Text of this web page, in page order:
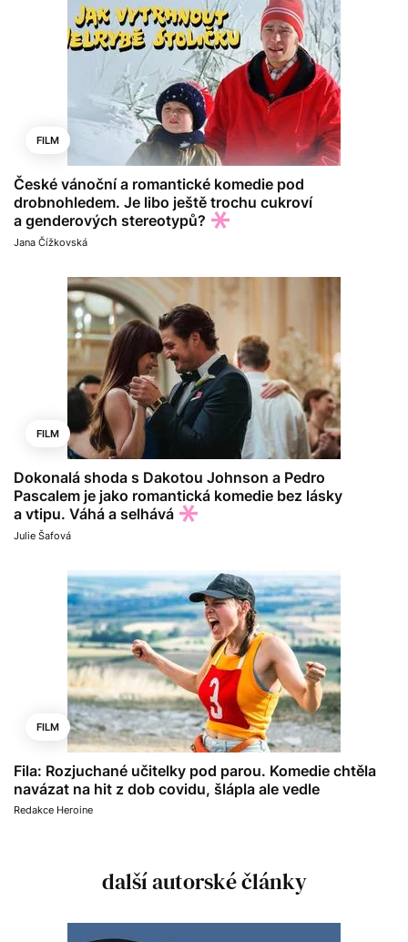
FILM
České vánoční a romantické komedie pod
drobnohledem. Je libo ještě trochu cukroví
a genderových stereotypů?
Jana Čížkovská
FILM
Dokonalá shoda s Dakotou Johnson a Pedro
Pascalem je jako romantická komedie bez lásky
a vtipu. Váhá a selhává
Julie Šafová
FILM
Fila: Rozjuchané učitelky pod parou. Komedie chtěla
navázat na hit z dob covidu, šlápla ale vedle
Redakce Heroine
další autorské články